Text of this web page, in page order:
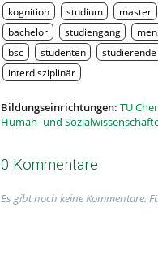
kognition
studium master
bachelor
studiengang
bsc
studenten studierende
interdisziplinär
Bildungseinrichtungen: TU
Human- und
0 Kommentare
Es gibt noch keine Kommentare.